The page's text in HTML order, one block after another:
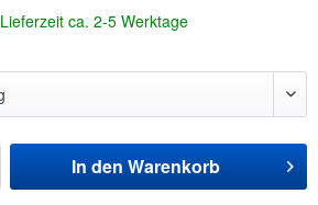
ca. 2-5 Werktage
In den Warenkorb